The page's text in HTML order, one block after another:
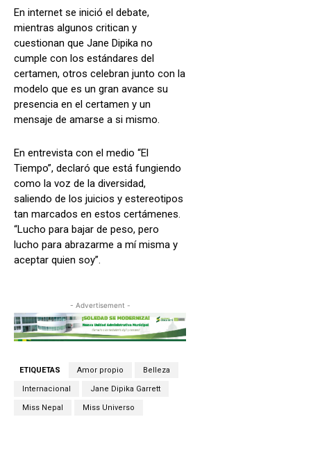
En internet se inició el debate,
mientras algunos critican y
cuestionan que Jane Dipika no
cumple con los estándares del
certamen, otros celebran junto con la
modelo que es un gran avance su
presencia en el certamen y un
mensaje de amarse a si mismo.
En entrevista con el medio “El
Tiempo”, declaró que está fungiendo
como la voz de la diversidad,
saliendo de los juicios y estereotipos
tan marcados en estos certámenes.
“Lucho para bajar de peso, pero
lucho para abrazarme a mí misma y
aceptar quien soy”.
- Advertisement -
ETIQUETAS Amor propio Belleza
Internacional Jane Dipika Garrett
Miss Nepal Miss Universo